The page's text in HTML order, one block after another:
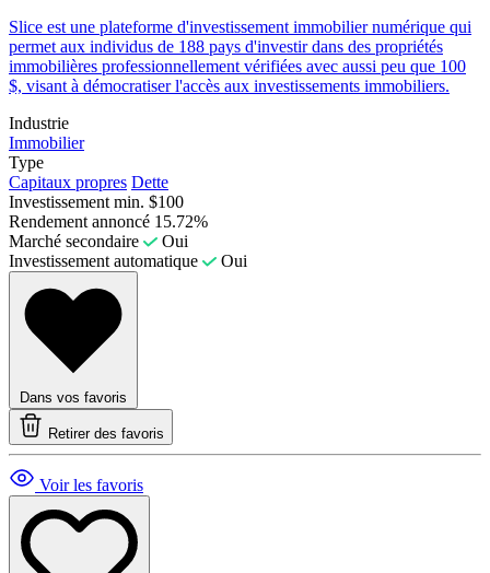
Slice est une plateforme d'investissement immobilier numérique qui
permet aux individus de 188 pays d'investir dans des propriétés
immobilières professionnellement vérifiées avec aussi peu que 100
$, visant à démocratiser l'accès aux investissements immobiliers.
Industrie
Immobilier
Type
Capitaux propres Dette
Investissement min. $100
Rendement annoncé 15.72%
Marché secondaire
Oui
Investissement automatique
Oui
Dans vos favoris
Retirer des favoris
Voir les favoris